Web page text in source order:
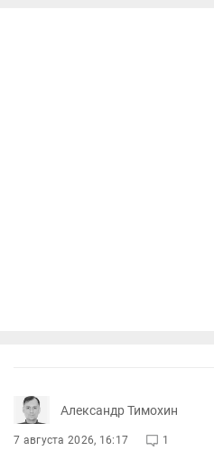
Александр Тимохин
7 августа 2026, 16:17 1